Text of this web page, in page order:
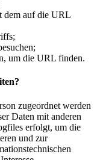
dem auf die URL
um die URL finden.
zugeordnet werden
Daten mit anderen
erfolgt, um die
und zur